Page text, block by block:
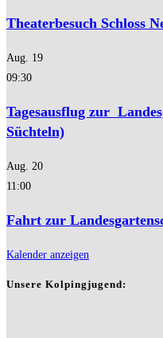
Theaterbesuch Schloss
Aug. 19
09:30
Tagesausflug zur
Süchteln)
Aug. 20
11:00
Fahrt zur
Kalender anzeigen
Unsere Kolpingjugend: